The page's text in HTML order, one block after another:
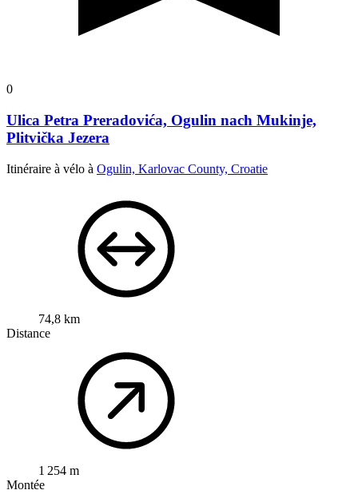
0
Ulica Petra Preradovića, Ogulin nach Mukinje,
Plitvička Jezera
Itinéraire à vélo à Ogulin, Karlovac County, Croatie
74,8 km
Distance
1 254 m
Montée